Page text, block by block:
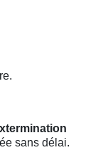
sans délai.